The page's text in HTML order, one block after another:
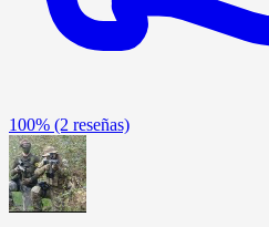
100% (2 reseñas)